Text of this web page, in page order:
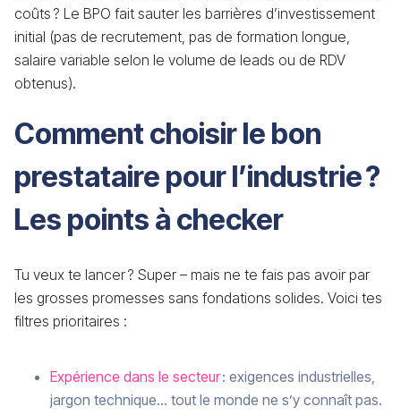
coûts ? Le BPO fait sauter les barrières d’investissement
initial (pas de recrutement, pas de formation longue,
salaire variable selon le volume de leads ou de RDV
obtenus).
Comment choisir le bon
prestataire pour l’industrie ?
Les points à checker
Tu veux te lancer ? Super – mais ne te fais pas avoir par
les grosses promesses sans fondations solides. Voici tes
filtres prioritaires :
Expérience dans le secteur: exigences industrielles,
jargon technique… tout le monde ne s’y connaît pas.